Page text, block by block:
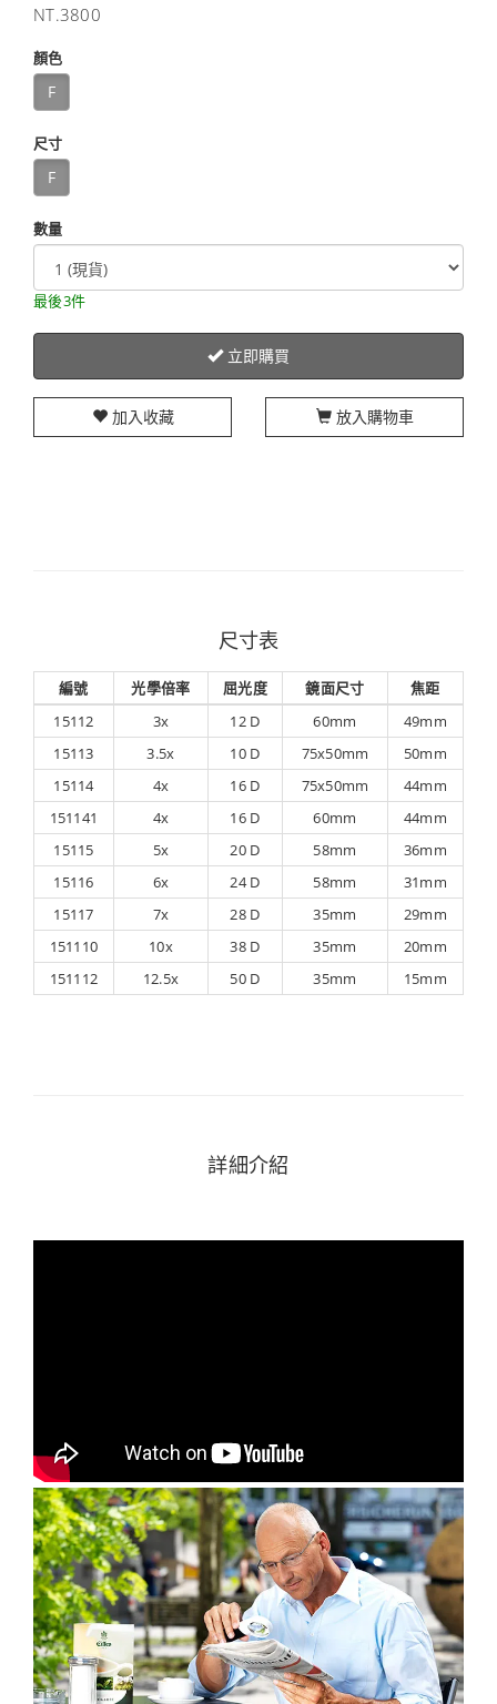
售
NT.3800
顏色
F
尺寸
F
數量
最後3件
立即購買
加入收藏 放入購物車
尺寸表
編號 光學倍率 屈光度 鏡面尺寸
焦距
15112
3x 12 D 60mm
49mm
15113
3.5x 10 D 75x50mm
50mm
15114
4x 16 D 75x50mm
44mm
151141
4x 16 D 60mm
44mm
15115
5x 20 D 58mm
36mm
15116
6x 24 D 58mm
31mm
15117
7x 28 D 35mm
29mm
151110
10x 38 D 35mm
20mm
151112
12.5x 50 D 35mm 15mm
詳細介紹